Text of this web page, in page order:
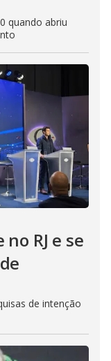
quando abriu
RJ e se
de intenção